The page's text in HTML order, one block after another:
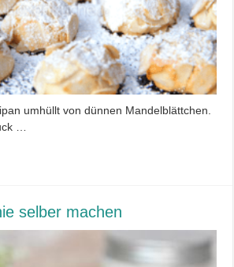
umhüllt von dünnen Mandelblättchen.
…
selber machen